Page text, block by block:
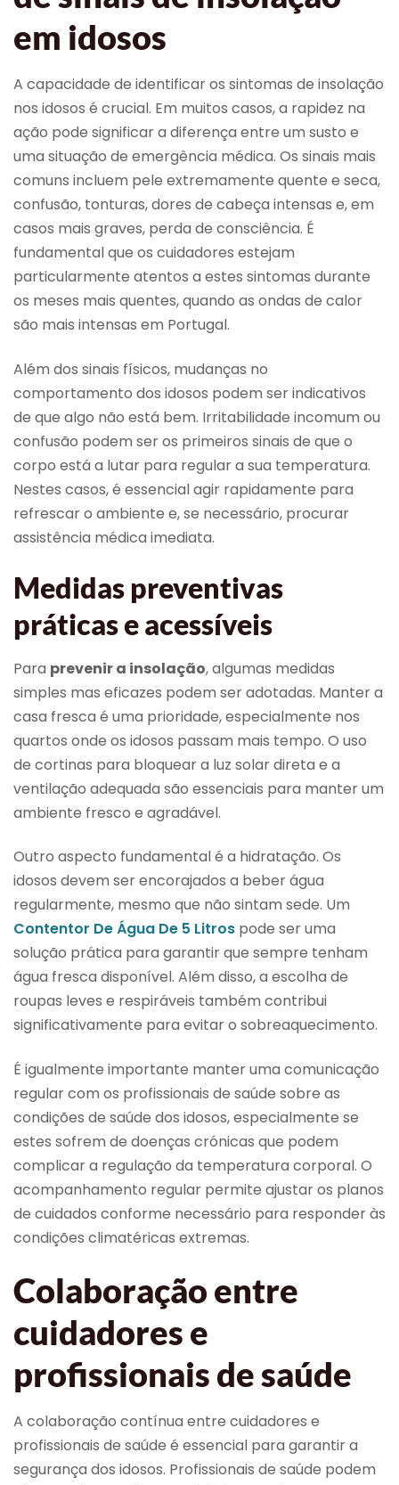
em idosos
A capacidade de identificar os sintomas de insolação
nos idosos é crucial. Em muitos casos, a rapidez na
ação pode significar a diferença entre um susto e
uma situação de emergência médica. Os sinais mais
comuns incluem pele extremamente quente e seca,
confusão, tonturas, dores de cabeça intensas e, em
casos mais graves, perda de consciência. É
fundamental que os cuidadores estejam
particularmente atentos a estes sintomas durante
os meses mais quentes, quando as ondas de calor
são mais intensas em Portugal.
Além dos sinais físicos, mudanças no
comportamento dos idosos podem ser indicativos
de que algo não está bem. Irritabilidade incomum ou
confusão podem ser os primeiros sinais de que o
corpo está a lutar para regular a sua temperatura.
Nestes casos, é essencial agir rapidamente para
refrescar o ambiente e, se necessário, procurar
assistência médica imediata.
Medidas preventivas
práticas e acessíveis
Para prevenir a insolação, algumas medidas
simples mas eficazes podem ser adotadas. Manter a
casa fresca é uma prioridade, especialmente nos
quartos onde os idosos passam mais tempo. O uso
de cortinas para bloquear a luz solar direta e a
ventilação adequada são essenciais para manter um
ambiente fresco e agradável.
Outro aspecto fundamental é a hidratação. Os
idosos devem ser encorajados a beber água
regularmente, mesmo que não sintam sede. Um
Contentor De Água De 5 Litros pode ser uma
solução prática para garantir que sempre tenham
água fresca disponível. Além disso, a escolha de
roupas leves e respiráveis também contribui
significativamente para evitar o sobreaquecimento.
É igualmente importante manter uma comunicação
regular com os profissionais de saúde sobre as
condições de saúde dos idosos, especialmente se
estes sofrem de doenças crónicas que podem
complicar a regulação da temperatura corporal. O
acompanhamento regular permite ajustar os planos
de cuidados conforme necessário para responder às
condições climatéricas extremas.
Colaboração entre
cuidadores e
profissionais de saúde
A colaboração contínua entre cuidadores e
profissionais de saúde é essencial para garantir a
segurança dos idosos. Profissionais de saúde podem